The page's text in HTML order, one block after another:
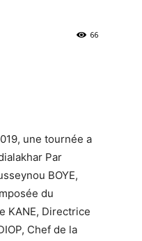
66
une tournée a
Par
BOYE,
du
KANE, Directrice
Chef de la